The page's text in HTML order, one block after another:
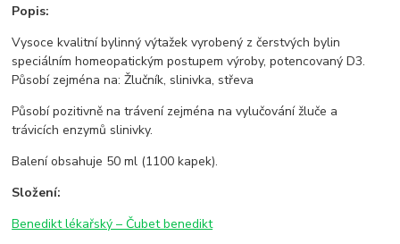
Popis:
Vysoce kvalitní bylinný výtažek vyrobený z čerstvých bylin
speciálním homeopatickým postupem výroby, potencovaný D3.
Působí zejména na: Žlučník, slinivka, střeva
Působí pozitivně na trávení zejména na vylučování žluče a
trávicích enzymů slinivky.
Balení obsahuje 50 ml (1100 kapek).
Složení:
Benedikt lékařský – Čubet benedikt